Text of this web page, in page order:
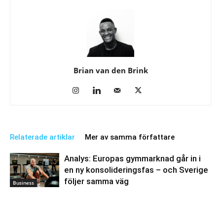
Brian van den Brink
Relaterade artiklar Mer av samma författare
Business
Analys: Europas gymmarknad går in i
en ny konsolideringsfas – och Sverige
följer samma väg